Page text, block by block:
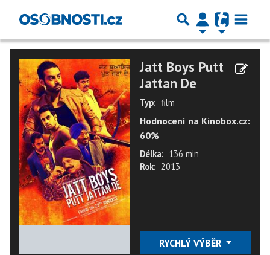
Jatt Boys Putt
Jattan De
Typ: film
Hodnocení na Kinobox.cz:
60%
Délka: 136 min
Rok: 2013
RYCHLÝ VÝBĚR